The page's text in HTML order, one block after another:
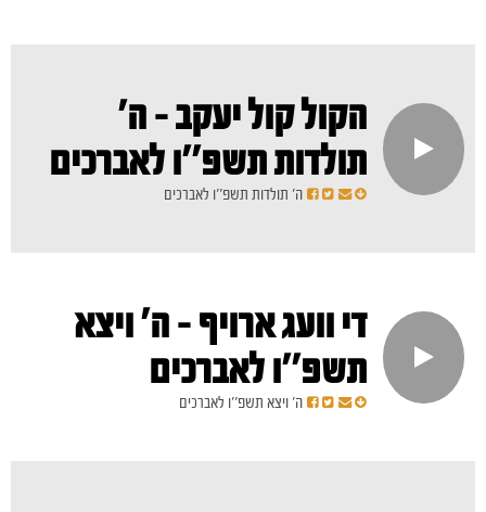
הקול קול יעקב - ה'
תולדות תשפ''ו לאברכים
ה' תולדות תשפ''ו לאברכים
די וועג ארויף - ה' ויצא
תשפ''ו לאברכים
ה' ויצא תשפ''ו לאברכים